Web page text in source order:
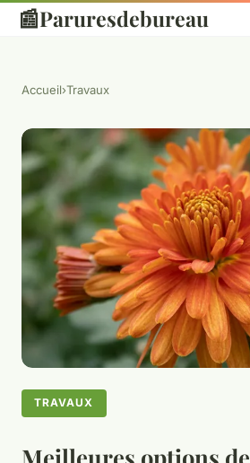
📰Paruresdebureau
Accueil›Travaux
TRAVAUX
Meilleures options de